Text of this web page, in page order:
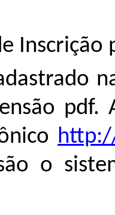
Inscrição
o